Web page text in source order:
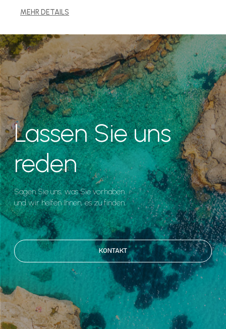
MEHR DETAILS
Lassen Sie uns
reden
Sagen Sie uns, was Sie vorhaben
und wir helfen Ihnen, es zu finden.
KONTAKT